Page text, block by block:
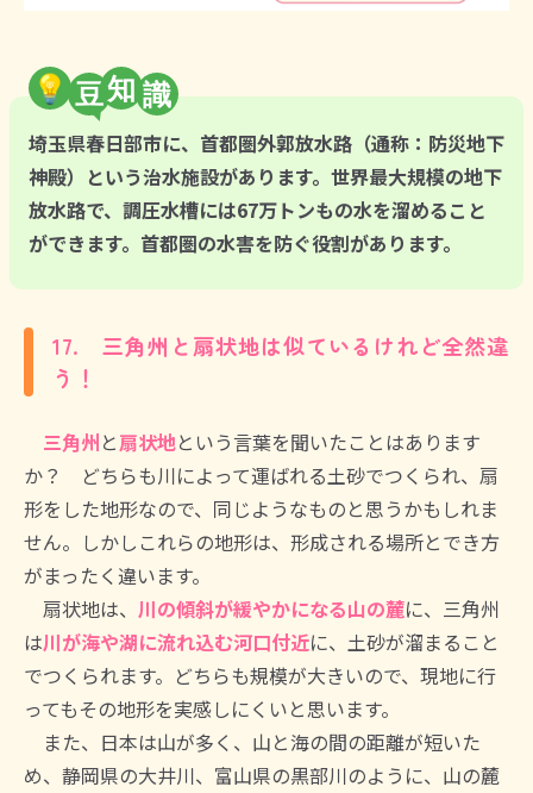
💡 知
埼玉県春日部市に、首都圏外郭放水路（通称：防災地下
神殿）という治水施設があります。世界最大規模の地下
放水路で、調圧水槽には67万トンもの水を溜めること
ができます。首都圏の水害を防ぐ役割があります。
17. 三角州と扇状地は似ているけれど全然違
う！
三角州と扇状地という言葉を聞いたことはあります
か？ どちらも川によって運ばれる土砂でつくられ、扇
形をした地形なので、同じようなものと思うかもしれま
せん。しかしこれらの地形は、形成される場所とでき方
がまったく違います。
扇状地は、 川の傾斜が緩やかになる山の麓に、三角州
は川が海や湖に流れ込む河口付近に、土砂が溜まること
でつくられます。どちらも規模が大きいので、現地に行
ってもその地形を実感しにくいと思います。
また、日本は山が多く、山と海の間の距離が短いた
め、静岡県の大井川、富山県の黒部川のように、山の麓